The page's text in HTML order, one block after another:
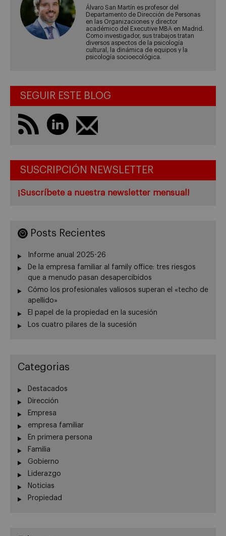
Álvaro San Martín es profesor del
Departamento de Dirección de Personas
en las Organizaciones y director
académico del Executive MBA en Madrid.
Como investigador, sus trabajos tratan
diversos aspectos de la psicología
cultural, la dinámica de equipos y la
psicología socioecológica.
SEGUIR ESTE BLOG
SUSCRIPCIÓN NEWSLETTER
¡Suscríbete a nuestra newsletter mensual!
Posts Recientes
Informe anual 2025-26
De la empresa familiar al family office: tres riesgos
que a menudo pasan desapercibidos
Cómo los profesionales valiosos superan el «techo de
apellido»
El papel de la propiedad en la sucesión
Los cuatro pilares de la sucesión
Categorias
Destacados
Dirección
Empresa
empresa familiar
En primera persona
Familia
Gobierno
Liderazgo
Noticias
Propiedad